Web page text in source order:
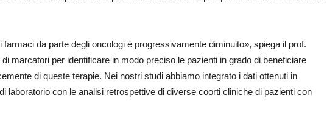
farmaci da parte degli oncologi è progressivamente diminuito», spiega il prof.
marcatori per identificare in modo preciso le pazienti in grado di beneficiare
di queste terapie. Nei nostri studi abbiamo integrato i dati ottenuti in
laboratorio con le analisi retrospettive di diverse coorti cliniche di pazienti con